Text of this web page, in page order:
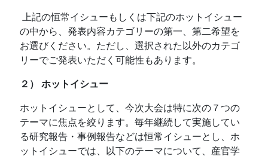
上記の恒常イシューもしくは下記のホットイシュー
の中から、発表内容カテゴリーの第一、第二希望を
お選びください。ただし、選択された以外のカテゴ
リーでご発表いただく可能性もあります。
２） ホットイシュー
ホットイシューとして、今次大会は特に次の７つの
テーマに焦点を絞ります。毎年継続して実施してい
る研究報告・事例報告などは恒常イシューとし、ホ
ットイシューでは、以下のテーマについて、産官学